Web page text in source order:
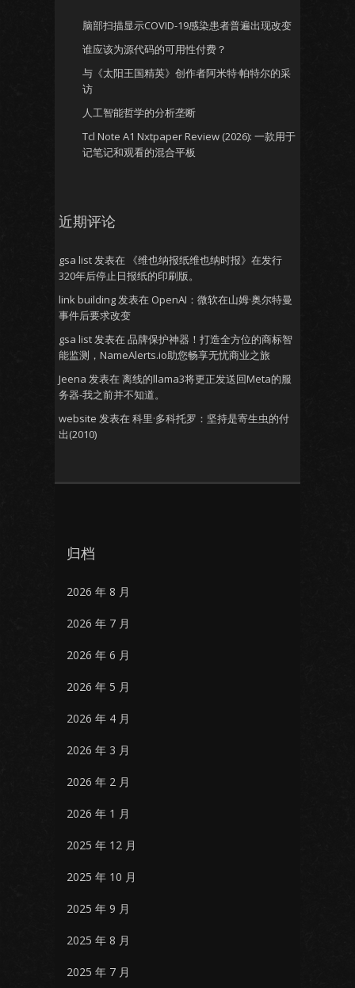
脑部扫描显示COVID-19感染患者普遍出现改变
谁应该为源代码的可用性付费？
与《太阳王国精英》创作者阿米特·帕特尔的采
访
人工智能哲学的分析垄断
Tcl Note A1 Nxtpaper Review (2026): 一款用于
记笔记和观看的混合平板
近期评论
gsa list发表在
《维也纳报纸维也纳时报》在发行
320年后停止日报纸的印刷版。
link building发表在 OpenAI：微软在山姆·奥尔特曼
事件后要求改变
gsa list发表在 品牌保护神器！打造全方位的商标智
能监测，NameAlerts.io助您畅享无忧商业之旅
Jeena 发表在 离线的llama3将更正发送回Meta的服
务器-我之前并不知道。
website 发表在 科里·多科托罗：坚持是寄生虫的付
出(2010)
归档
2026 年 8 月
2026 年 7 月
2026 年 6 月
2026 年 5 月
2026 年 4 月
2026 年 3 月
2026 年 2 月
2026 年 1 月
2025 年 12 月
2025 年 10 月
2025 年 9 月
2025 年 8 月
2025 年 7 月